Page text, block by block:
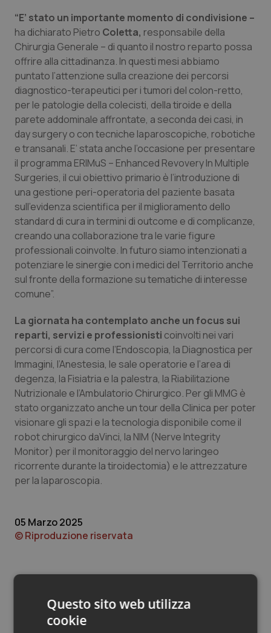
Lombardia
Marche
Molise
Piemonte
Provincia Autonoma di Bolzano
Provincia Autonoma di Trento
Puglia
Sardegna
Sicilia
Toscana
Umbria
Valle D’Aosta
Veneto
Dolore
Donna & Salute
Epatiti
HIV
Infezioni & Febbre
Ipertensione & Scompenso
Malattie rare
Malattia di Crohn & Rettocolite Ulcerosa
Neuroscienze & patologie neurodegenerative
Obesità
Oftalmologia
Oncodermatologia
Oncoematologia
Oncologia & Nutrizione
Psoriasi & pelle
Quotidiano Cardiologia
Quotidiano Chirurgia
Rene & patologie urogenitali
“E’ stato un importante momento di condivisione –
ha dichiarato Pietro Coletta, responsabile della
Chirurgia Generale – di quanto il nostro reparto possa
offrire alla cittadinanza. In questi mesi abbiamo
puntato l’attenzione sulla creazione dei percorsi
diagnostico-terapeutici per i tumori del colon-retto,
per le patologie della colecisti, della tiroide e della
parete addominale affrontate, a seconda dei casi, in
day surgery o con tecniche laparoscopiche, robotiche
e transanali. E’ stata anche l’occasione per presentare
il programma ERIMuS – Enhanced Revovery In Multiple
Surgeries, il cui obiettivo primario è l’introduzione di
una gestione peri-operatoria del paziente basata
sull’evidenza scientifica per il miglioramento dello
standard di cura in termini di outcome e di complicanze,
creando una collaborazione tra le varie figure
professionali coinvolte. In futuro siamo intenzionati a
potenziare le sinergie con i medici del Territorio anche
sul fronte della formazione su tematiche di interesse
comune”.
La giornata ha contemplato anche un focus sui
reparti, servizi e professionisti coinvolti nei vari
percorsi di cura come l’Endoscopia, la Diagnostica per
Immagini, l’Anestesia, le sale operatorie e l’area di
degenza, la Fisiatria e la palestra, la Riabilitazione
Nutrizionale e l’Ambulatorio Chirurgico. Per gli MMG è
stato organizzato anche un tour della Clinica per poter
visionare gli spazi e la tecnologia disponibile come il
robot chirurgico daVinci, la NIM (Nerve Integrity
Monitor) per il monitoraggio del nervo laringeo
ricorrente durante la tiroidectomia) e le attrezzature
per la laparoscopia.
05 Marzo 2025
© Riproduzione riservata
Questo sito web utilizza
cookie